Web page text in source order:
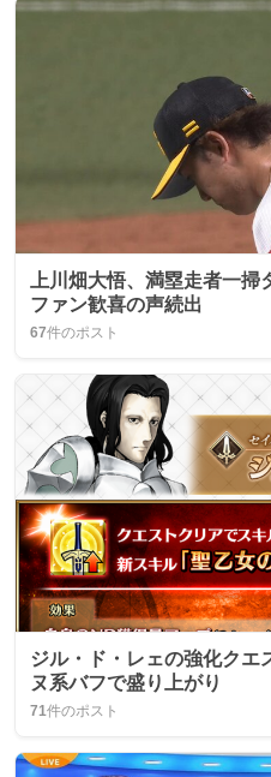
上川畑大悟、満塁走者一
ファン歓喜の声続出
67件のポスト
ジル・ド・レェの強化クエ
ヌ系バフで盛り上がり
71件のポスト